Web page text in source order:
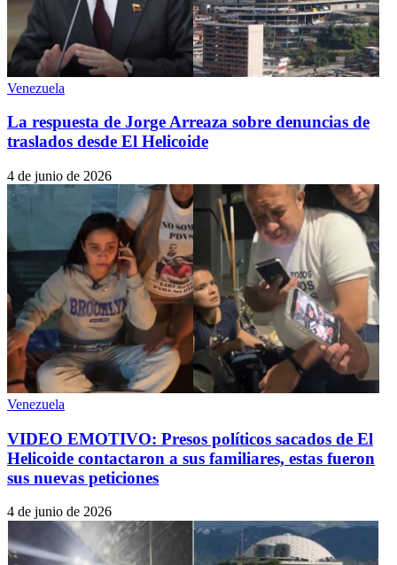
Venezuela
La respuesta de Jorge Arreaza sobre denuncias de
traslados desde El Helicoide
4 de junio de 2026
Venezuela
VIDEO EMOTIVO: Presos políticos sacados de El
Helicoide contactaron a sus familiares, estas fueron
sus nuevas peticiones
4 de junio de 2026